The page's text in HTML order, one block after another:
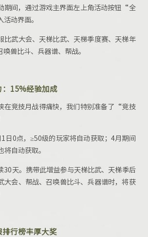
期间，通过游戏主界面左上角活动按钮“全
动界面。
比武大会、天梯比武、天梯季度赛、天梯年
兽比斗、兵器谱、帮战。
15%经验加成
竞技月战得痛快，我们特别准备了“竞技
日0点，≥50级的玩家将自动获取；4月期间
自动获取。
30天。携带此增益参与天梯比武、天梯季后
大会、帮战、召唤兽比斗、兵器谱时，将获
行榜丰厚大奖